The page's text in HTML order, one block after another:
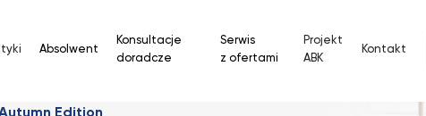
Absolwent
Konsultacje
doradcze
Serwis
z ofertami
Projekt
ABK
Kontakt